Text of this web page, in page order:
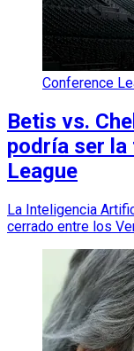
Conference
Betis vs.
podría ser la
League
La Inteligencia
cerrado entre los